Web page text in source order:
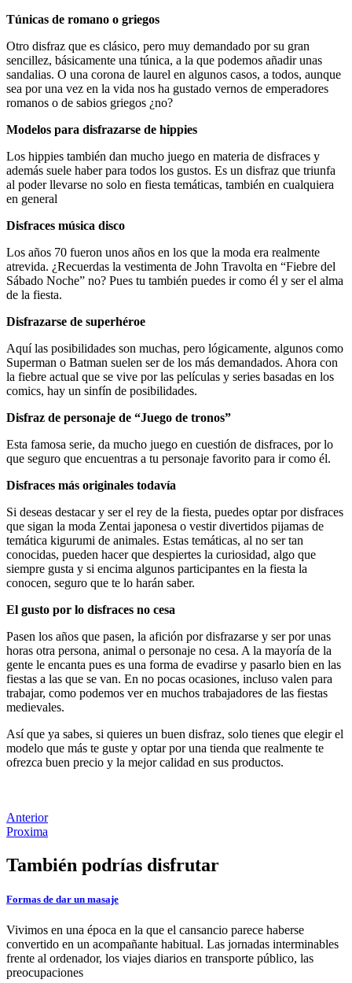
Túnicas de romano o griegos
Otro disfraz que es clásico, pero muy demandado por su gran
sencillez, básicamente una túnica, a la que podemos añadir unas
sandalias. O una corona de laurel en algunos casos, a todos, aunque
sea por una vez en la vida nos ha gustado vernos de emperadores
romanos o de sabios griegos ¿no?
Modelos para disfrazarse de hippies
Los hippies también dan mucho juego en materia de disfraces y
además suele haber para todos los gustos. Es un disfraz que triunfa
al poder llevarse no solo en fiesta temáticas, también en cualquiera
en general
Disfraces música disco
Los años 70 fueron unos años en los que la moda era realmente
atrevida. ¿Recuerdas la vestimenta de John Travolta en “Fiebre del
Sábado Noche” no? Pues tu también puedes ir como él y ser el alma
de la fiesta.
Disfrazarse de superhéroe
Aquí las posibilidades son muchas, pero lógicamente, algunos como
Superman o Batman suelen ser de los más demandados. Ahora con
la fiebre actual que se vive por las películas y series basadas en los
comics, hay un sinfín de posibilidades.
Disfraz de personaje de “Juego de tronos”
Esta famosa serie, da mucho juego en cuestión de disfraces, por lo
que seguro que encuentras a tu personaje favorito para ir como él.
Disfraces más originales todavía
Si deseas destacar y ser el rey de la fiesta, puedes optar por disfraces
que sigan la moda Zentai japonesa o vestir divertidos pijamas de
temática kigurumi de animales. Estas temáticas, al no ser tan
conocidas, pueden hacer que despiertes la curiosidad, algo que
siempre gusta y si encima algunos participantes en la fiesta la
conocen, seguro que te lo harán saber.
El gusto por lo disfraces no cesa
Pasen los años que pasen, la afición por disfrazarse y ser por unas
horas otra persona, animal o personaje no cesa. A la mayoría de la
gente le encanta pues es una forma de evadirse y pasarlo bien en las
fiestas a las que se van. En no pocas ocasiones, incluso valen para
trabajar, como podemos ver en muchos trabajadores de las fiestas
medievales.
Así que ya sabes, si quieres un buen disfraz, solo tienes que elegir el
modelo que más te guste y optar por una tienda que realmente te
ofrezca buen precio y la mejor calidad en sus productos.
Anterior
Proxima
También podrías disfrutar
Formas de dar un masaje
Vivimos en una época en la que el cansancio parece haberse
convertido en un acompañante habitual. Las jornadas interminables
frente al ordenador, los viajes diarios en transporte público, las
preocupaciones